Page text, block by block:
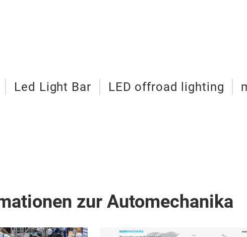
Led Light Bar LED offroad lighting
zur Automechanika